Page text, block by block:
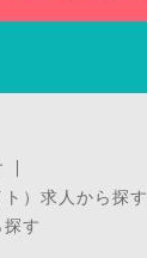
）求人から探す
す